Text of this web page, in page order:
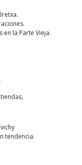
la Parte Vieja.
tendencia.